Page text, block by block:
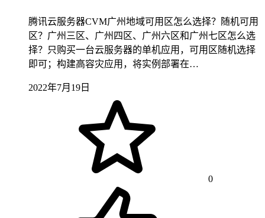
腾讯云服务器CVM广州地域可用区怎么选择？随机可用
区？广州三区、广州四区、广州六区和广州七区怎么选
择？只购买一台云服务器的单机应用，可用区随机选择
即可；构建高容灾应用，将实例部署在…
2022年7月19日
0